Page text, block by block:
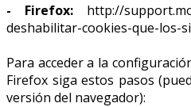
- Firefox:
http://
deshabilitar-cookies-que-los-
Para acceder a la
Firefox siga estos pasos
versión del navegador):